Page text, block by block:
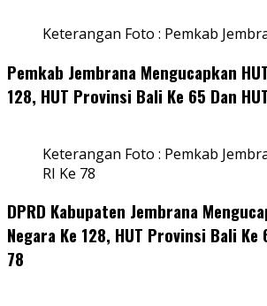
Keterangan Foto : Pemkab
Pemkab Jembrana Mengucapkan
128, HUT Provinsi Bali Ke 65 Dan
Keterangan Foto : Pemkab
RI Ke 78
DPRD Kabupaten Jembrana
Negara Ke 128, HUT Provinsi Bali Ke
78